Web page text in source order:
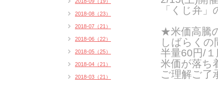
「くじ弁
★米価高騰
しばらくの
半量60円/
米価が落ち
ご理解ご了
2018-08（23）
2018-07（21）
2018-06（22）
2018-05（25）
2018-04（21）
2018-03（21）